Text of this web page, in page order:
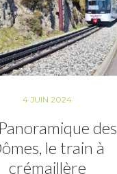
4 JUIN 2024
des
le train à
crémaillère